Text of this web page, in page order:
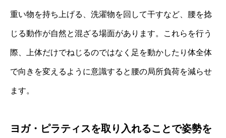
重い物を持ち上げる、洗濯物を回して干すなど、腰を捻
じる動作が自然と混ざる場面があります。これらを行う
際、上体だけでねじるのではなく足を動かしたり体全体
で向きを変えるように意識すると腰の局所負荷を減らせ
ます。
ヨガ・ピラティスを取り入れることで姿勢を